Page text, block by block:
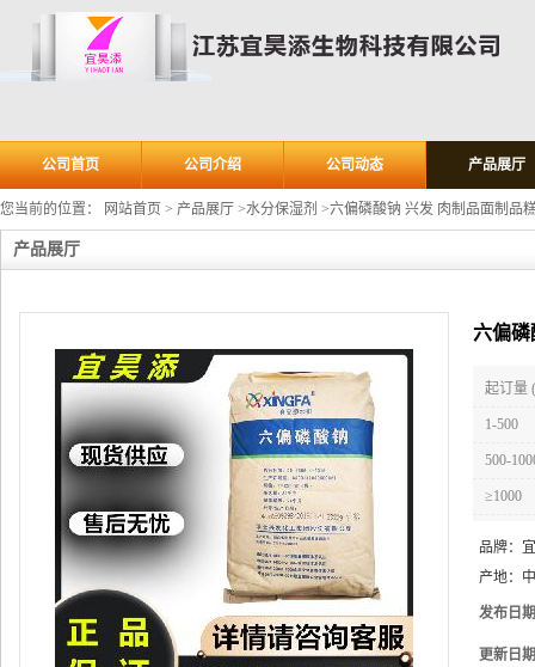
公司首页 公司介绍 公司动态 产品展厅
您当前的位置： 网站首页 > 产品展厅 >水分保湿剂 >六偏磷酸钠 兴发 肉制品面制品
产品展厅
六偏
起订量
1-500
500-
≥1000
品牌：
产地：
发布日
更新日